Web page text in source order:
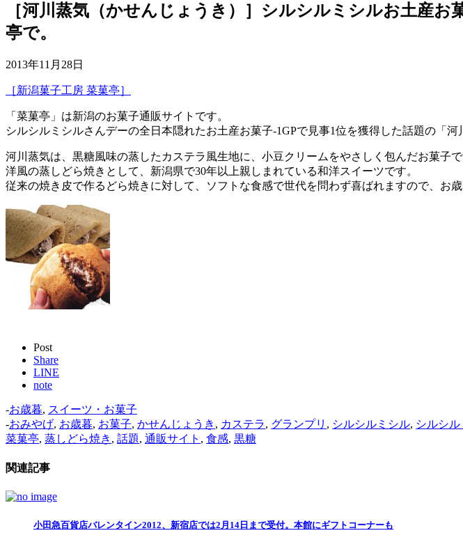
［河川蒸気（かせんじょうき）］シルシルミシルお土産
亭で。
2013年11月28日
［新潟菓子工房 菜菓亭］
「菜菓亭」は新潟のお菓子通販サイトです。
シルシルミシルさんデーの全日本隠れたお土産お菓子-1GPで見事1位を獲得した話題の「
河川蒸気は、黒糖風味の蒸したカステラ風生地に、小豆クリームをやさしく包んだお菓子で
洋風の蒸しどら焼きとして、新潟県で30年以上親しまれている和洋スイーツです。
従来の焼き皮で作るどら焼きに対して、ソフトな食感で世代を問わず喜ばれますので、お歳
Post
Share
LINE
note
-お歳暮, スイーツ・お菓子
-おみやげ, お歳暮, お菓子, かせんじょうき , カステラ, グランプリ , シルシルミシル, シルシ
菜菓亭, 蒸しどら焼き , 話題, 通販サイト , 食感, 黒糖
関連記事
小田急百貨店バレンタイン2012、新宿店では2月14日まで受付。本館にギフトコーナーも